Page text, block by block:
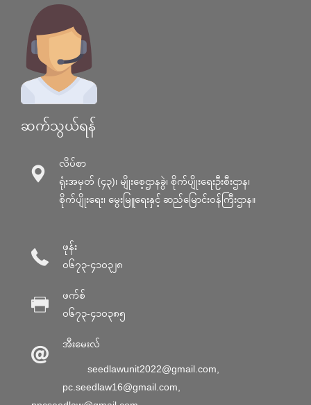
ဆက်သွယ်ရန်
လိပ်စာ
ရုံးအမှတ် (၄၃)၊ မျိုးစေ့ဌာနခွဲ၊ စိုက်ပျိုးရေးဦးစီးဌာန၊
စိုက်ပျိုးရေး၊ မွေးမြူရေးနှင့် ဆည်မြောင်း၀န်ကြီးဌာန။
ဖုန်း
၀၆၇၃-၄၁၀၃၂၈
ဖက်စ်
၀၆၇၃-၄၁၀၃၈၅
အီးမေးလ်
seedlawunit2022@gmail.com
pc.seedlaw16@gmail.com